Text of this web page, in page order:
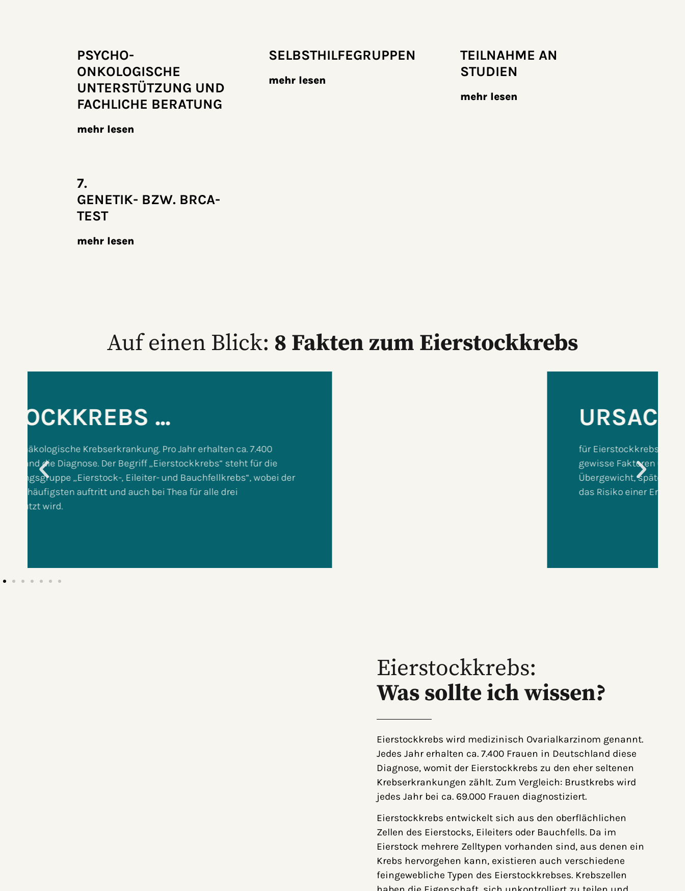
PSYCHO­
ONKOLOGISCHE
UNTERSTÜTZUNG UND
FACHLICHE BERATUNG
mehr lesen
SELBSTHILFE­GRUPPEN
mehr lesen
TEILNAHME AN
STUDIEN
mehr lesen
7.
GENETIK- BZW. BRCA-
TEST
mehr lesen
Auf einen Blick: 8 Fakten zum Eierstockkrebs
für Eierstockkrebs sind noch unerforscht und nicht bekannt. Wir kennen aber
gewisse Faktoren und Lebensumstände (u. a. fortschreitendes Alter, frühe Periode,
Übergewicht, späte Wechseljahre, genetische Veranlagung, Kinderlosigkeit), die
Eierstockkrebs:
Was sollte ich wissen?
Eierstockkrebs wird medizinisch Ovarialkarzinom genannt.
Jedes Jahr erhalten ca. 7.400 Frauen in Deutschland diese
Diagnose, womit der Eierstockkrebs zu den eher seltenen
Krebserkrankungen zählt. Zum Vergleich: Brustkrebs wird
jedes Jahr bei ca. 69.000 Frauen diagnostiziert.
Eierstockkrebs entwickelt sich aus den oberflächlichen
Zellen des Eierstocks, Eileiters oder Bauchfells. Da im
Eierstock mehrere Zelltypen vorhanden sind, aus denen ein
Krebs hervorgehen kann, existieren auch verschiedene
feingewebliche Typen des Eierstockkrebses. Krebszellen